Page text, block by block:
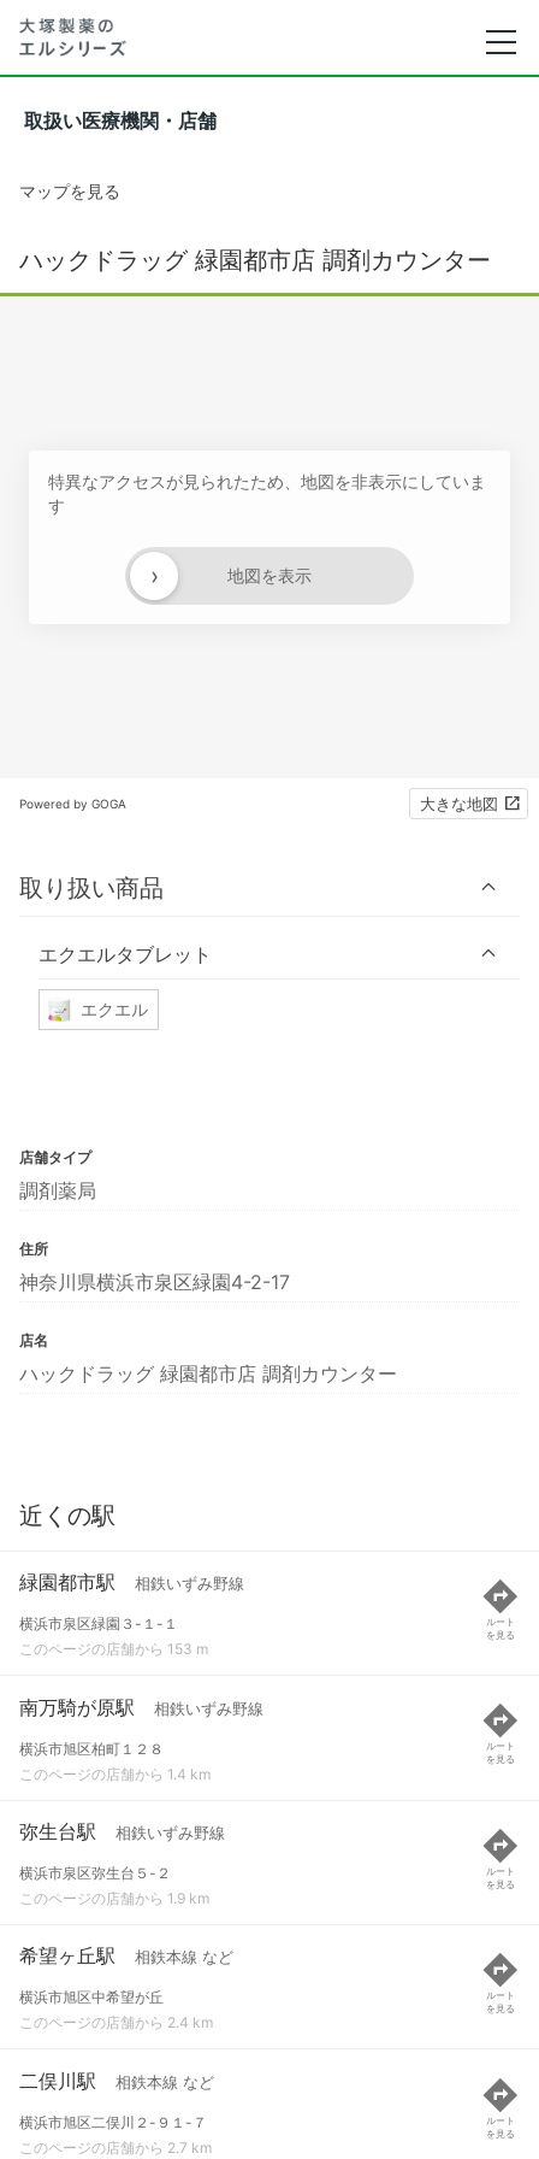
取扱い医療機関・店舗
マップを見る
ハックドラッグ 緑園都市店 調剤カウンター
特異なアクセスが見られたため、地図を非表示にしていま
す
地図を表示
›
Powered by GOGA 大きな地図
取り扱い商品
エクエルタブレット
エクエル
店舗タイプ
調剤薬局
住所
神奈川県横浜市泉区緑園4-2-17
店名
ハックドラッグ 緑園都市店 調剤カウンター
近くの駅
緑園都市駅 相鉄いずみ野線
横浜市泉区緑園３-１-１
このページの店舗から 153 m
ルート
を見る
南万騎が原駅 相鉄いずみ野線
横浜市旭区柏町１２８
このページの店舗から 1.4 km
ルート
を見る
弥生台駅 相鉄いずみ野線
横浜市泉区弥生台５-２
このページの店舗から 1.9 km
ルート
を見る
希望ヶ丘駅 相鉄本線 など
横浜市旭区中希望が丘
このページの店舗から 2.4 km
ルート
を見る
二俣川駅 相鉄本線 など
横浜市旭区二俣川２-９１-７
このページの店舗から 2.7 km
ルート
を見る